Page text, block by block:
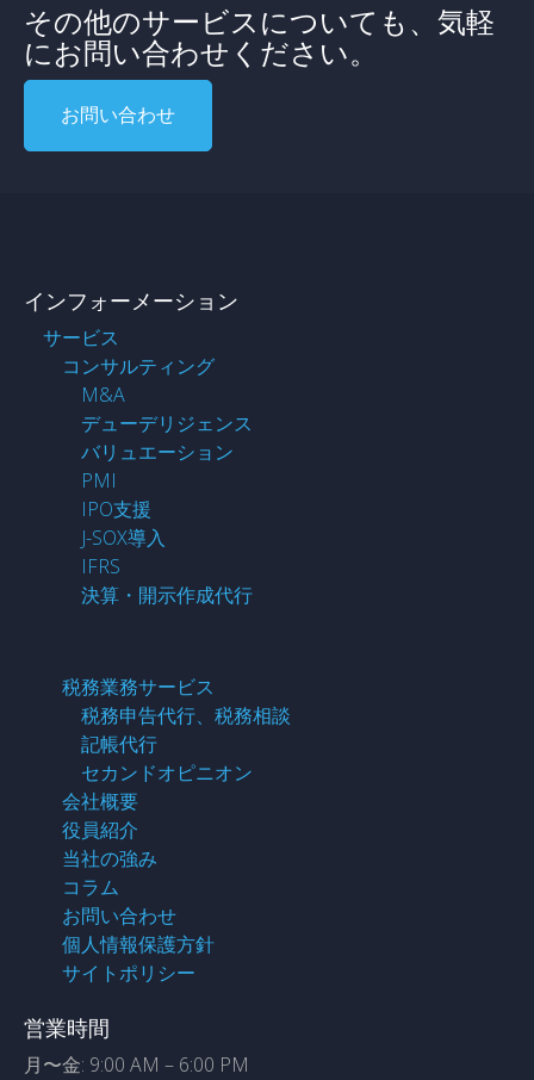
その他のサービスについても、気軽
にお問い合わせください。
お問い合わせ
インフォーメーション
サービス
コンサルティング
M&A
デューデリジェンス
バリュエーション
PMI
IPO支援
J-SOX導入
IFRS
決算・開示作成代行
税務業務サービス
税務申告代行、税務相談
記帳代行
セカンドオピニオン
会社概要
役員紹介
当社の強み
コラム
お問い合わせ
個人情報保護方針
サイトポリシー
営業時間
月〜金: 9:00 AM – 6:00 PM